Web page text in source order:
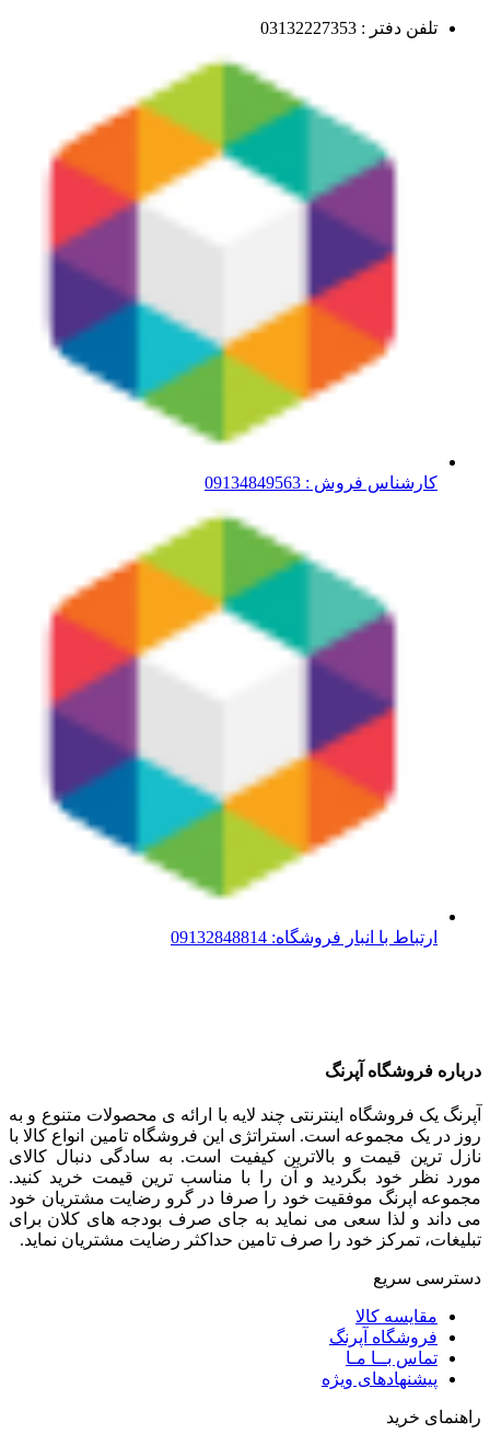
تلفن دفتر : 03132227353
کارشناس فروش : 09134849563
ارتباط با انبار فروشگاه: 09132848814
درباره فروشگاه آپرنگ
آپرنگ یک فروشگاه اینترنتی چند لایه با ارائه ی محصولات متنوع و به
روز در یک مجموعه است. استراتژی این فروشگاه تامین انواع کالا با
نازل ترین قیمت و بالاترین کیفیت است. به سادگی دنبال کالای
مورد نظر خود بگردید و آن را با مناسب ترین قیمت خرید کنید.
مجموعه اپرنگ موفقیت خود را صرفا در گرو رضایت مشتریان خود
می داند و لذا سعی می نماید به جای صرف بودجه های کلان برای
تبلیغات، تمرکز خود را صرف تامین حداکثر رضایت مشتریان نماید‌.
دسترسی سریع
مقایسه کالا
فروشگاه آپرنگ
تماس بــا مـا
پیشنهادهای ویژه
راهنمای خرید